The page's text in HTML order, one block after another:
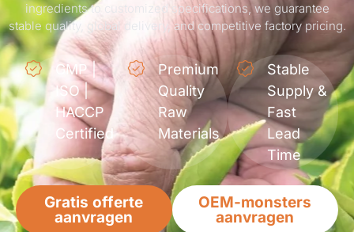
ingredients to customized specifications, we guarantee
stable quality, global delivery, and competitive factory pricing.
GMP |
ISO |
HACCP
Certified
Premium
Quality
Raw
Materials
Stable
Supply &
Fast
Lead
Time
Gratis offerte
aanvragen
OEM-monsters
aanvragen